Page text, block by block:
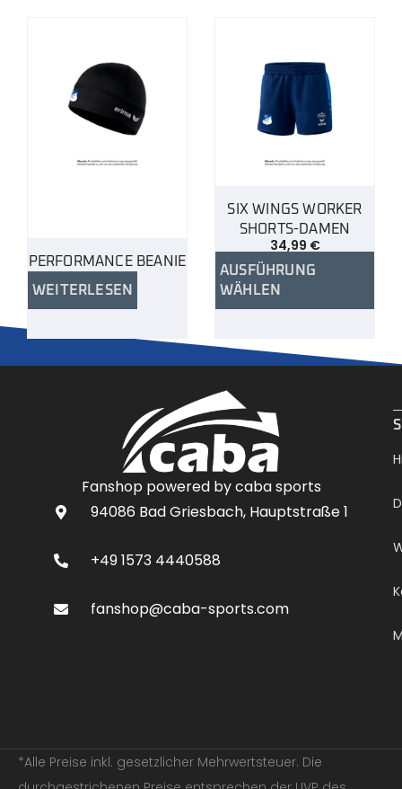
PERFORMANCE BEANIE
WEITERLESEN
SIX WINGS WORKER
SHORTS-DAMEN
34,99 €
AUSFÜHRUNG
WÄHLEN
Fanshop powered by caba sports
94086 Bad Griesbach, Hauptstraße 1
+49 1573 4440588
fanshop@caba-sports.com
*Alle Preise inkl. gesetzlicher Mehrwertsteuer. Die